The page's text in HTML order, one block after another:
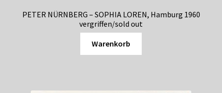
PETER NÜRNBERG – SOPHIA LOREN, Hamburg 1960
vergriffen/sold out
Warenkorb